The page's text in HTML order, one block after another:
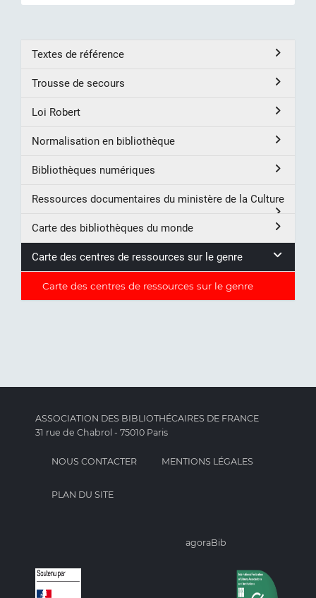
Textes de référence
Trousse de secours
Loi Robert
Normalisation en bibliothèque
Bibliothèques numériques
Ressources documentaires du ministère de la Culture
Carte des bibliothèques du monde
Carte des centres de ressources sur le genre
Carte des centres de ressources sur le genre
ASSOCIATION DES BIBLIOTHÉCAIRES DE FRANCE
31 rue de Chabrol - 75010 Paris
NOUS CONTACTER MENTIONS LÉGALES
PLAN DU SITE
agoraBib